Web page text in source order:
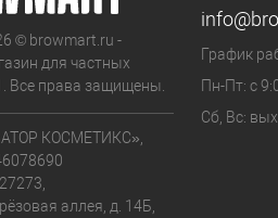
© browmart.ru -
для частных
Все права защищены.
КОСМЕТИКС»,
аллея, д. 14Б,
График
Пн-Пт: с
Сб, Вс: